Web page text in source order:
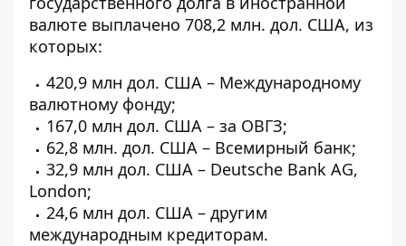
валюте выплачено 708,2 млн. дол. США, из
которых:
420,9 млн дол. США – Международному
валютному фонду;
167,0 млн дол. США – за ОВГЗ;
62,8 млн. дол. США – Всемирный банк;
32,9 млн дол. США – Deutsche Bank AG,
London;
24,6 млн дол. США – другим
международным кредиторам.